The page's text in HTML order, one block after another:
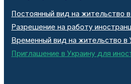
Постоянный вид на жительство
Разрешение на работу
Временный вид на жительство в
Приглашение в Украину для